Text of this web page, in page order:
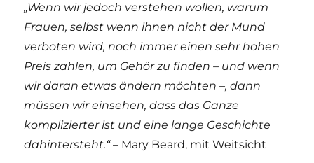
„Wenn wir jedoch verstehen wollen, warum
Frauen, selbst wenn ihnen nicht der Mund
verboten wird, noch immer einen sehr hohen
Preis zahlen, um Gehör zu finden – und wenn
wir daran etwas ändern möchten –, dann
müssen wir einsehen, dass das Ganze
komplizierter ist und eine lange Geschichte
dahintersteht.“– Mary Beard, mit Weitsicht